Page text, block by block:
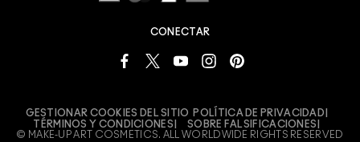
CONECTAR
GESTIONAR COOKIES DEL SITIO
POLÍTICA DE PRIVACIDAD
TÉRMINOS Y CONDICIONES
SOBRE FALSIFICACIONES
© MAKE-UP ART COSMETICS. ALL WORLDWIDE RIGHTS RESERVED